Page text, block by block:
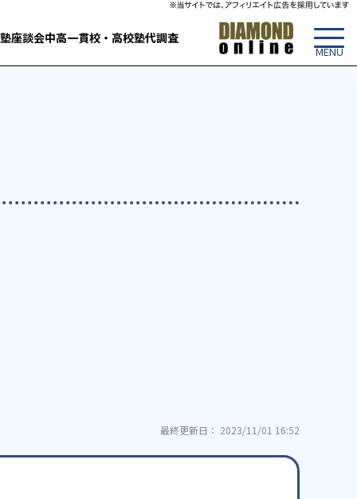
座談会中高一貫校・高校塾代調査
最終更新日： 2023/11/01 16:52